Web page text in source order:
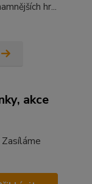
hr...
akce